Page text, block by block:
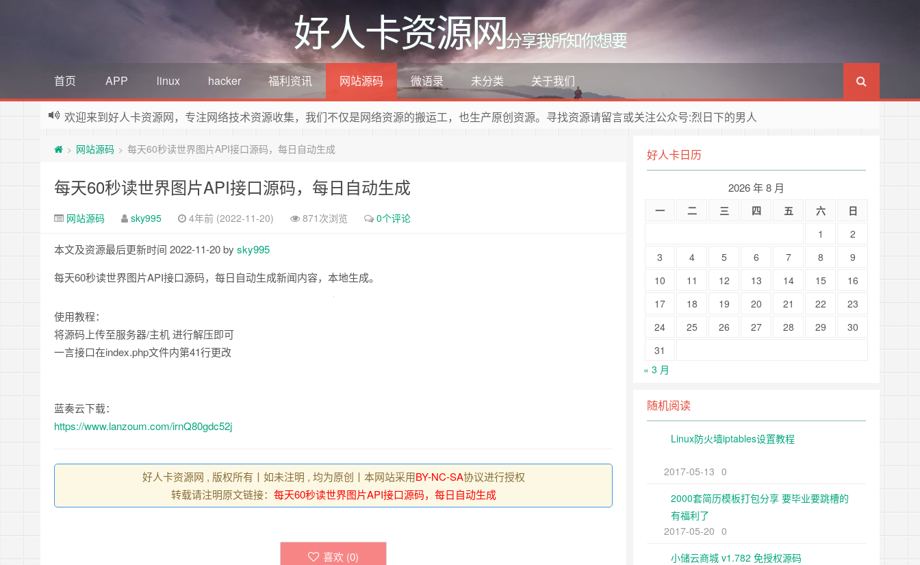
好人卡资源网分享我所知你想要
首页 APP linux hacker 福利资讯 网站源码 微语录 未分类 关于我们
欢迎来到好人卡资源网，专注网络技术资源收集，我们不仅是网络资源的搬运工，也生产原创资源。寻找资源请留言或关注公众号:烈日下的男人
> 网站源码 > 每天60秒读世界图片API接口源码，每日自动生成
每天60秒读世界图片API接口源码，每日自动生成
网站源码 sky995 4年前 (2022-11-20) 871次浏览 0个评论
本文及资源最后更新时间 2022-11-20 by sky995
每天60秒读世界图片API接口源码，每日自动生成新闻内容，本地生成。
使用教程：
将源码上传至服务器/主机 进行解压即可
一言接口在index.php文件内第41行更改
蓝奏云下载：
https://www.lanzoum.com/irnQ80gdc52j
好人卡资源网 , 版权所有丨如未注明 , 均为原创丨本网站采用BY-NC-SA协议进行授权
转载请注明原文链接： 每天60秒读世界图片API接口源码，每日自动生成
喜欢 (0)
好人卡日历
2026 年 8 月
一 二 三 四 五 六
日
1
2
3
4 5 6 7 8
9
10
11 12 13 14 15
16
17
18 19 20 21 22
23
24
25 26 27 28 29
30
31
« 3 月
随机阅读
Linux防火墙iptables设置教程
2017-05-13 0
2000套简历模板打包分享 要毕业要跳槽的
有福利了
2017-05-20 0
小储云商城 v1.782 免授权源码